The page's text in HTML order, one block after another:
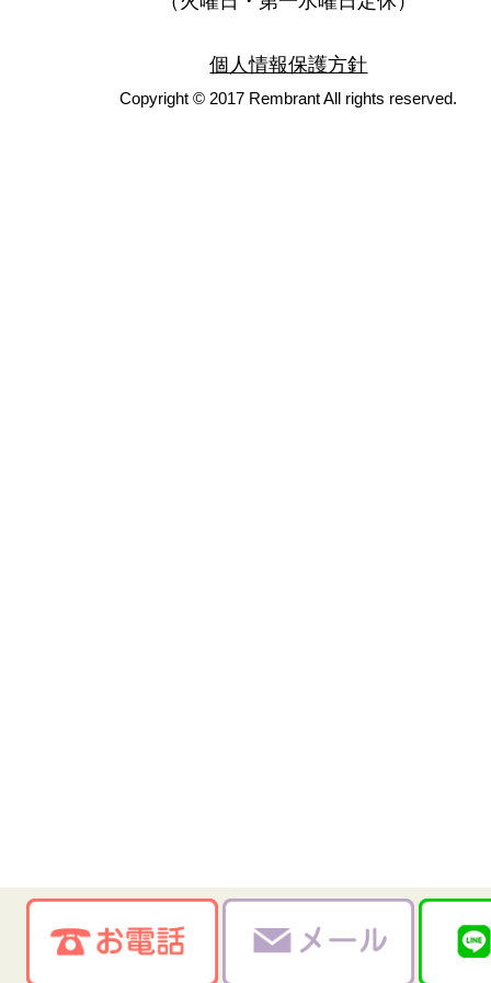
個人情報保護方針
Copyright © 2017 Rembrant All rights reserved.